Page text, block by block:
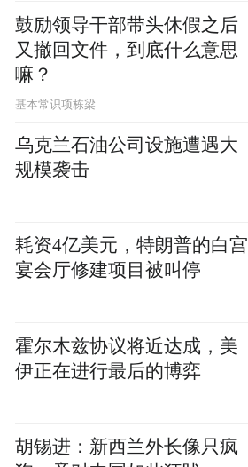
鼓励领导干部带头休假之后
又撤回文件，到底什么意思
嘛？
基本常识项栋梁
乌克兰石油公司设施遭遇大
规模袭击
耗资4亿美元，特朗普的白宫
宴会厅修建项目被叫停
霍尔木兹协议将近达成，美
伊正在进行最后的博弈
胡锡进：新西兰外长像只疯